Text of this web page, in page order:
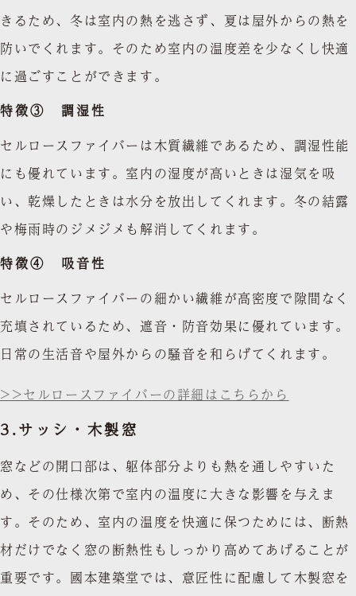
きるため、冬は室内の熱を逃さず、夏は屋外からの熱を
防いでくれます。そのため室内の温度差を少なくし快適
に過ごすことができます。
特徴③ 調湿性
セルロースファイバーは木質繊維であるため、調湿性能
にも優れています。室内の湿度が高いときは湿気を吸
い、乾燥したときは水分を放出してくれます。冬の結露
や梅雨時のジメジメも解消してくれます。
特徴④ 吸音性
セルロースファイバーの細かい繊維が高密度で隙間なく
充填されているため、遮音・防音効果に優れています。
日常の生活音や屋外からの騒音を和らげてくれます。
>>セルロースファイバーの詳細はこちらから
3.サッシ・木製窓
窓などの開口部は、躯体部分よりも熱を通しやすいた
め、その仕様次第で室内の温度に大きな影響を与えま
す。そのため、室内の温度を快適に保つためには、断熱
材だけでなく窓の断熱性もしっかり高めてあげることが
重要です。國本建築堂では、意匠性に配慮して木製窓を